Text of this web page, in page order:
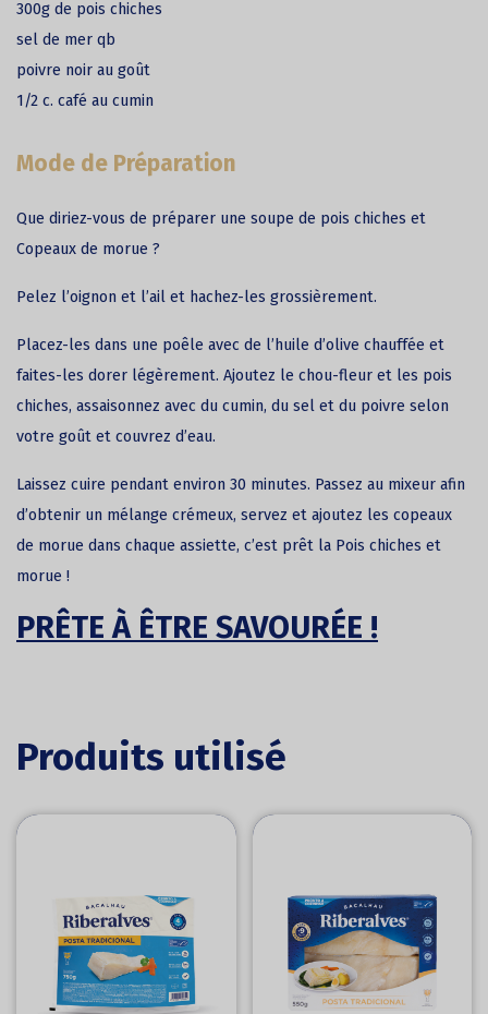
300g de pois chiches
sel de mer qb
poivre noir au goût
1/2 c. café au cumin
Mode de Préparation
Que diriez-vous de préparer une soupe de pois chiches et
Copeaux de morue ?
Pelez l’oignon et l’ail et hachez-les grossièrement.
Placez-les dans une poêle avec de l’huile d’olive chauffée et
faites-les dorer légèrement. Ajoutez le chou-fleur et les pois
chiches, assaisonnez avec du cumin, du sel et du poivre selon
votre goût et couvrez d’eau.
Laissez cuire pendant environ 30 minutes. Passez au mixeur afin
d’obtenir un mélange crémeux, servez et ajoutez les copeaux
de morue dans chaque assiette, c’est prêt la Pois chiches et
morue !
PRÊTE À ÊTRE SAVOURÉE !
Produits utilisé